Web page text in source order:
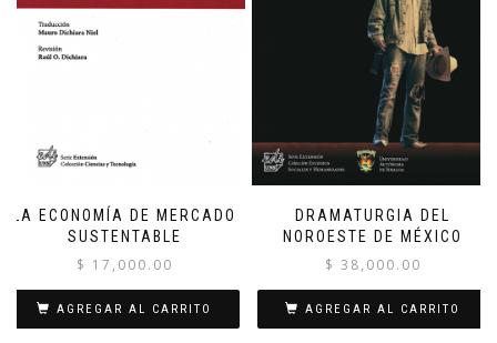
LA ECONOMÍA DE MERCADO
SUSTENTABLE
$ 17,000.00
AGREGAR AL CARRITO
DRAMATURGIA DEL
NOROESTE DE MÉXICO
$ 38,000.00
AGREGAR AL CARRITO